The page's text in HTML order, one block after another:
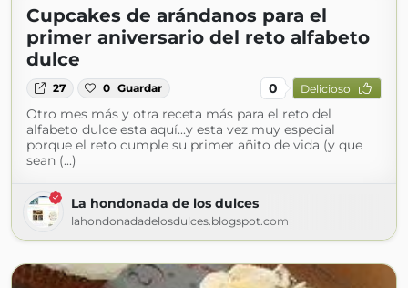
Cupcakes de arándanos para el
primer aniversario del reto alfabeto
dulce
27 0 Guardar 0 Delicioso
Otro mes más y otra receta más para el reto del
alfabeto dulce esta aquí...y esta vez muy especial
porque el reto cumple su primer añito de vida (y que
sean (...)
La hondonada de los dulces
lahondonadadelosdulces.blogspot.com